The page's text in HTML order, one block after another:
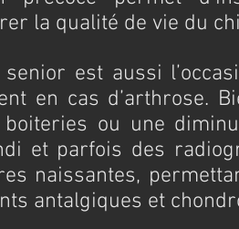
la qualité de vie du
est aussi
en cas d’arthrose.
ou une
et parfois des
naissantes,
antalgiques et